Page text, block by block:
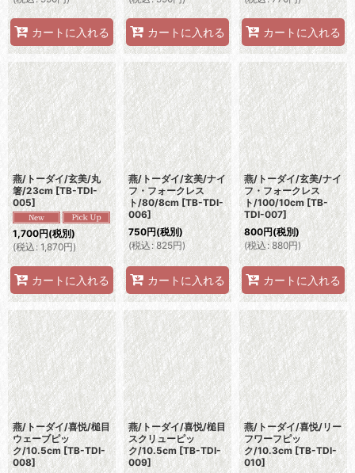
カートに入れる カートに入れる カートに入れる
燕/トーダイ/玄美/丸
箸/23cm [TB-TDI-
005]
1,700円(税別)
(税込 : 1,870円)
カートに入れる
燕/トーダイ/玄美/ナイ
フ・フォークレス
ト/80/8cm [TB-TDI-
006]
750円(税別)
(税込: 825円)
カートに入れる
燕/トーダイ/玄美/ナイ
フ・フォークレス
ト/100/10cm [TB-
TDI-007]
800円(税別)
(税込: 880円)
カートに入れる
燕/トーダイ/喜悦/槌目
ウェーブピッ
ク/10.5cm [TB-TDI-
008]
燕/トーダイ/喜悦/槌目
スクリューピッ
ク/10.5cm [TB-TDI-
009]
燕/トーダイ/喜悦/リー
フワーフピッ
ク/10.3cm [TB-TDI-
010]